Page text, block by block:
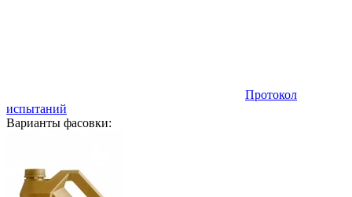
Протокол
испытаний
Варианты фасовки: